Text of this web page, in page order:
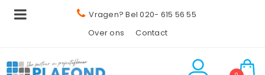
Vragen? Bel 020- 615 56 55
Over ons
Contact